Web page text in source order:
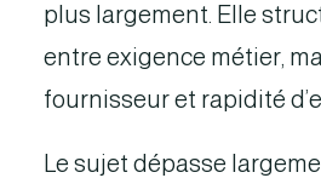
plus largement. Elle
entre exigence métier,
fournisseur et rapidité
Le sujet dépasse